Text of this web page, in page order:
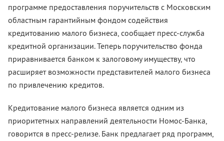
программе предоставления поручительств с Московским
областным гарантийным фондом содействия
кредитованию малого бизнеса, сообщает пресс-служба
кредитной организации. Теперь поручительство фонда
приравнивается банком к залоговому имуществу, что
расширяет возможности представителей малого бизнеса
по привлечению кредитов.
Кредитование малого бизнеса является одним из
приоритетных направлений деятельности Номос-Банка,
говорится в пресс-релизе. Банк предлагает ряд программ,